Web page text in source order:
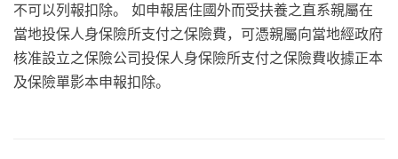
不可以列報扣除。 如申報居住國外而受扶養之直系親屬在
當地投保人身保險所支付之保險費，可憑親屬向當地經政府
核准設立之保險公司投保人身保險所支付之保險費收據正本
及保險單影本申報扣除。